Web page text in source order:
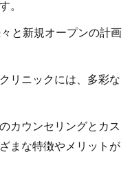
。
と新規オープンの計画
リニックには、多彩な
カウンセリングとカス
まな特徴やメリットが